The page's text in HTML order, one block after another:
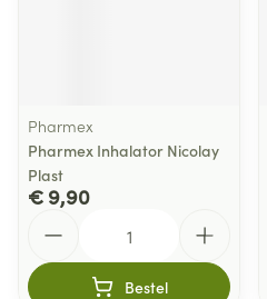
Pharmex
Pharmex Inhalator Nicolay
Plast
€ 9,90
Bestel